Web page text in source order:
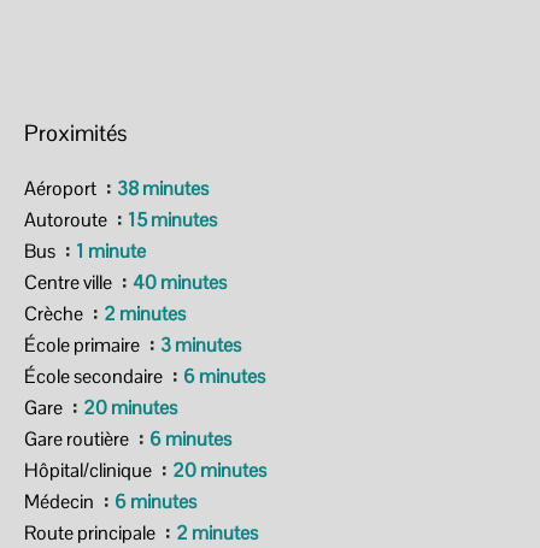
Proximités
Aéroport
38 minutes
Autoroute
15 minutes
Bus
1 minute
Centre ville
40 minutes
Crèche
2 minutes
École primaire
3 minutes
École secondaire
6 minutes
Gare
20 minutes
Gare routière
6 minutes
Hôpital/clinique
20 minutes
Médecin
6 minutes
Route principale
2 minutes